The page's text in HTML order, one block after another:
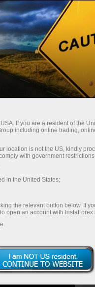
InstaForex TV
could not be
If you are a resident of the
including online trading,
location is not the US, kindly
with government
in the United States;
the relevant button below. If
open an account with InstaForex